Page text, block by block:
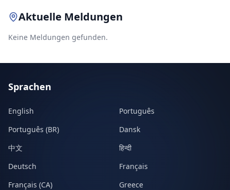
Aktuelle Meldungen
Keine Meldungen gefunden.
Sprachen
English
Português
Português (BR)
Dansk
中文
हिन्दी
Deutsch
Français
Français (CA)
Greece